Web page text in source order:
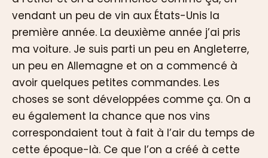
vendant un peu de vin aux États-Unis la
première année. La deuxième année j’ai pris
ma voiture. Je suis parti un peu en Angleterre,
un peu en Allemagne et on a commencé à
avoir quelques petites commandes. Les
choses se sont développées comme ça. On a
eu également la chance que nos vins
correspondaient tout à fait à l’air du temps de
cette époque-là. Ce que l’on a créé à cette